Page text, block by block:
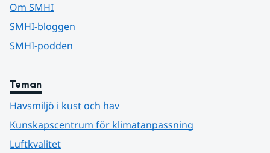
Om SMHI
SMHI-bloggen
SMHI-podden
Teman
Havsmiljö i kust och hav
Kunskapscentrum för klimatanpassning
Luftkvalitet